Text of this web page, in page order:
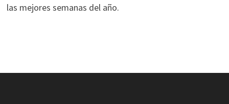
las mejores semanas del año.